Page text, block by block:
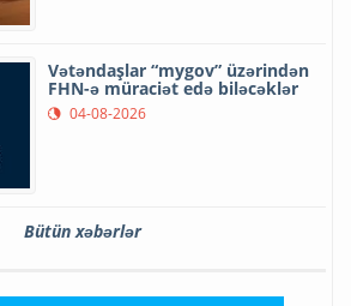
Vətəndaşlar “mygov” üzərindən
FHN-ə müraciət edə biləcəklər
04-08-2026
Bütün xəbərlər